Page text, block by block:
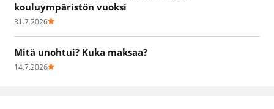
kouluympäristön vuoksi
31.7.2026
Mitä unohtui? Kuka maksaa?
14.7.2026